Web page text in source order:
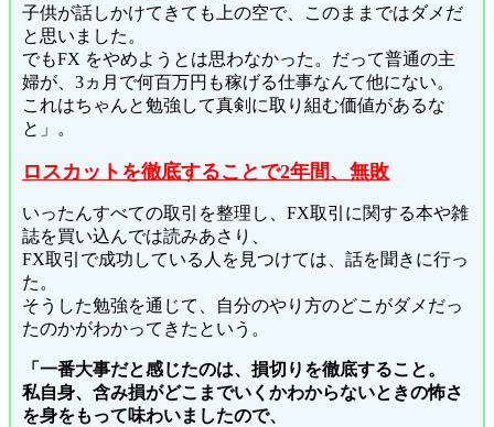
子供が話しかけてきても上の空で、このままではダメだ
と思いました。
でもFX をやめようとは思わなかった。だって普通の主
婦が、3ヵ月で何百万円も稼げる仕事なんて他にない。
これはちゃんと勉強して真剣に取り組む価値があるな
と」。
ロスカットを徹底することで2年間、無敗
いったんすべての取引を整理し、FX取引に関する本や雑
誌を買い込んでは読みあさり、
FX取引で成功している人を見つけては、話を聞きに行っ
た。
そうした勉強を通じて、自分のやり方のどこがダメだっ
たのかがわかってきたという。
「一番大事だと感じたのは、損切りを徹底すること。
私自身、含み損がどこまでいくかわからないときの怖さ
を身をもって味わいましたので、